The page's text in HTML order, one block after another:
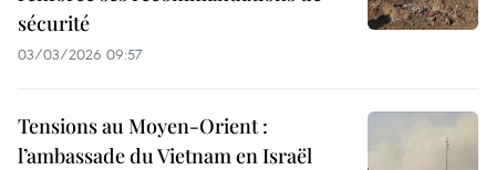
sécurité
03/03/2026 09:57
Tensions au Moyen-Orient :
l’ambassade du Vietnam en Israël